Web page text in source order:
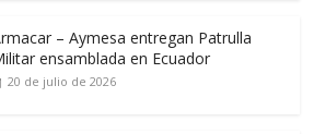
– Aymesa entregan Patrulla
ensamblada en Ecuador
20 de julio de 2026